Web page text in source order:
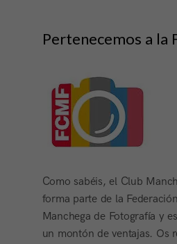
Pertenecemos a la
Como sabéis, el Club
forma parte de la
Manchega de Fotografía y
un montón de ventajas. Os